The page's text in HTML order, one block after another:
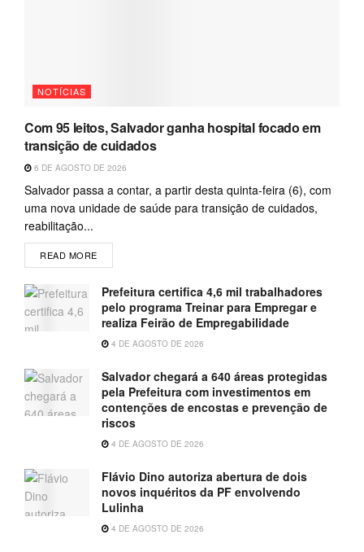
NOTÍCIAS
Com 95 leitos, Salvador ganha hospital focado em
transição de cuidados
6 DE AGOSTO DE 2026
Salvador passa a contar, a partir desta quinta-feira (6), com
uma nova unidade de saúde para transição de cuidados,
reabilitação...
READ MORE
Prefeitura certifica 4,6 mil trabalhadores
pelo programa Treinar para Empregar e
realiza Feirão de Empregabilidade
4 DE AGOSTO DE 2026
Salvador chegará a 640 áreas protegidas
pela Prefeitura com investimentos em
contenções de encostas e prevenção de
riscos
4 DE AGOSTO DE 2026
Flávio Dino autoriza abertura de dois
novos inquéritos da PF envolvendo
Lulinha
4 DE AGOSTO DE 2026